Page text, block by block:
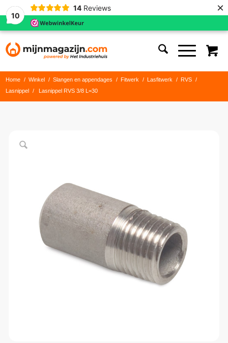
10
14 Reviews ×
Home / Winkel / Slangen en appendages / Fitwerk / Lasfitwerk / RVS
/
Lasnippel
/ Lasnippel RVS 3/8 L=30